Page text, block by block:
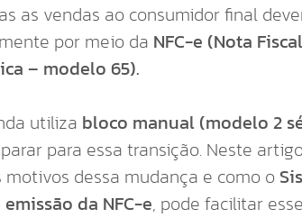
as vendas ao consumidor final
por meio da NFC-e (Nota
– modelo 65).
utiliza bloco manual (modelo 2
para essa transição. Neste
motivos dessa mudança e como o
da NFC-e, pode facilitar